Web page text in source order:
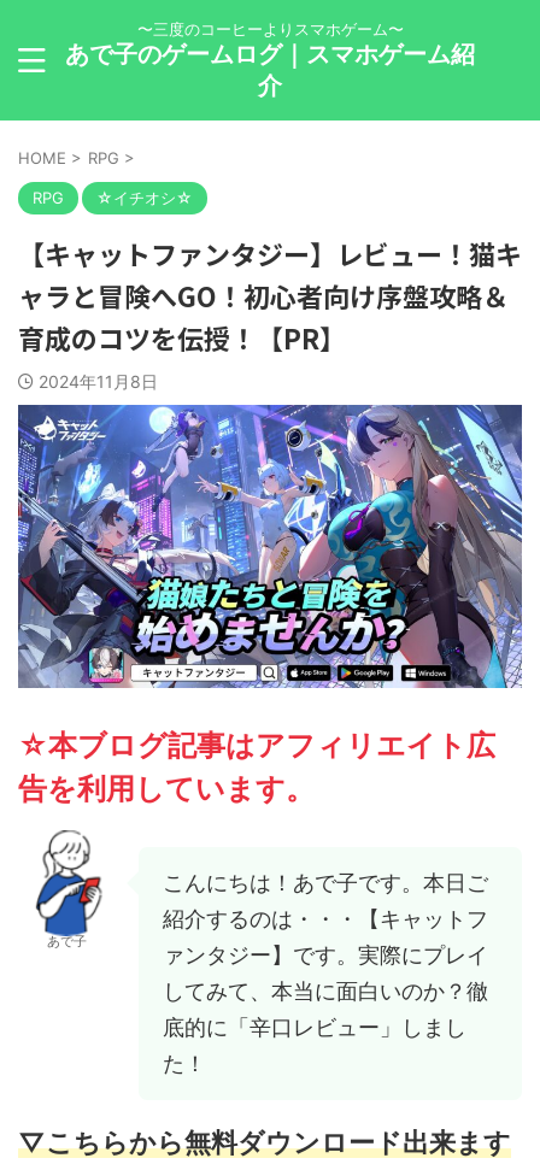
〜三度のコーヒーよりスマホゲーム〜
あで子のゲームログ｜スマホゲーム紹
介
HOME > RPG >
RPG ☆イチオシ☆
【キャットファンタジー】レビュー！猫キ
ャラと冒険へGO！初心者向け序盤攻略＆
育成のコツを伝授！【PR】
2024年11月8日
☆本ブログ記事はアフィリエイト広
告を利用しています。
あで子
こんにちは！あで子です。本日ご
紹介するのは・・・【キャットフ
ァンタジー】です。実際にプレイ
してみて、本当に面白いのか？徹
底的に「辛口レビュー」しまし
た！
▽こちらから無料ダウンロード出来ます